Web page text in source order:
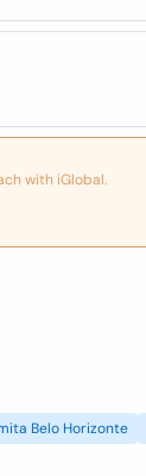
with iGlobal.
Belo Horizonte